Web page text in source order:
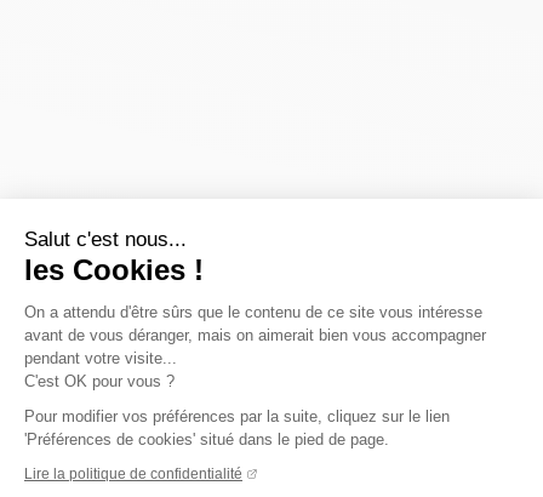
Salut c'est nous...
les Cookies !
On a attendu d'être sûrs que le contenu de ce site vous intéresse
avant de vous déranger, mais on aimerait bien vous accompagner
pendant votre visite...
C'est OK pour vous ?
Pour modifier vos préférences par la suite, cliquez sur le lien
'Préférences de cookies' situé dans le pied de page.
Lire la politique de confidentialité